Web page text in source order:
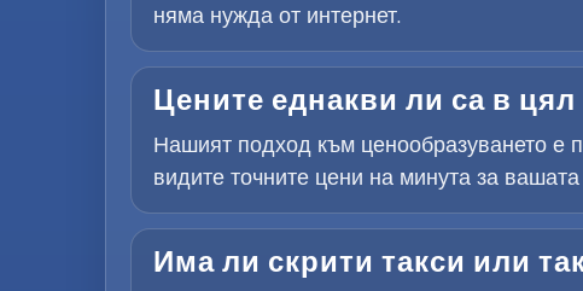
няма нужда от интернет.
Цените еднакви ли са в цял
Нашият подход към ценообразуването е
видите точните цени на минута за
Има ли скрити такси или